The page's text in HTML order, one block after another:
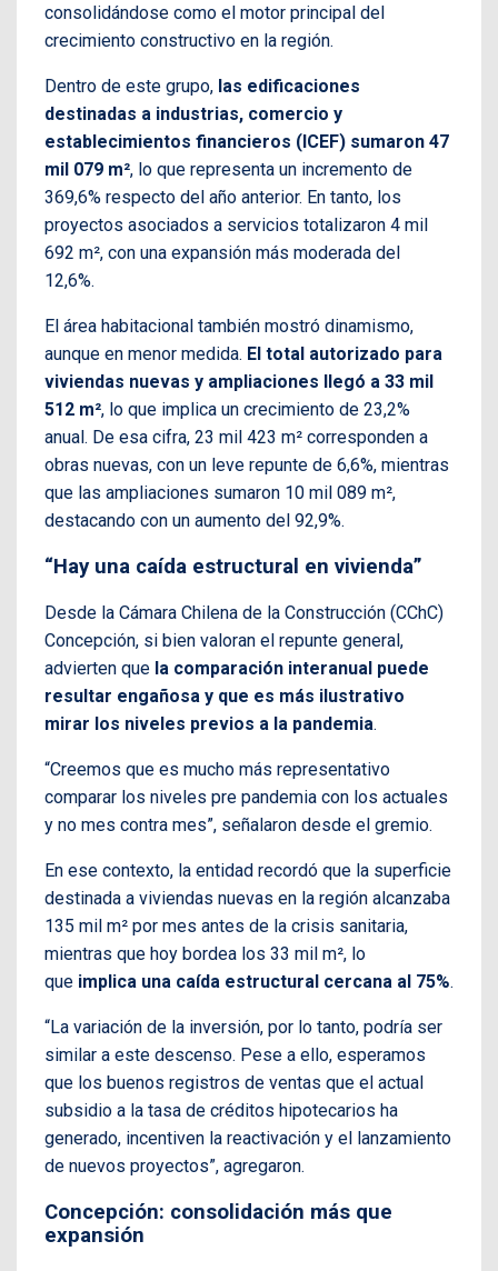
consolidándose como el motor principal del
crecimiento constructivo en la región.
Dentro de este grupo, las edificaciones
destinadas a industrias, comercio y
establecimientos financieros (ICEF) sumaron 47
mil 079 m², lo que representa un incremento de
369,6% respecto del año anterior. En tanto, los
proyectos asociados a servicios totalizaron 4 mil
692 m², con una expansión más moderada del
12,6%.
El área habitacional también mostró dinamismo,
aunque en menor medida. El total autorizado para
viviendas nuevas y ampliaciones llegó a 33 mil
512 m², lo que implica un crecimiento de 23,2%
anual. De esa cifra, 23 mil 423 m² corresponden a
obras nuevas, con un leve repunte de 6,6%, mientras
que las ampliaciones sumaron 10 mil 089 m²,
destacando con un aumento del 92,9%.
“Hay una caída estructural en vivienda”
Desde la Cámara Chilena de la Construcción (CChC)
Concepción, si bien valoran el repunte general,
advierten que la comparación interanual puede
resultar engañosa y que es más ilustrativo
mirar los niveles previos a la pandemia.
“Creemos que es mucho más representativo
comparar los niveles pre pandemia con los actuales
y no mes contra mes”, señalaron desde el gremio.
En ese contexto, la entidad recordó que la superficie
destinada a viviendas nuevas en la región alcanzaba
135 mil m² por mes antes de la crisis sanitaria,
mientras que hoy bordea los 33 mil m², lo
que implica una caída estructural cercana al 75%.
“La variación de la inversión, por lo tanto, podría ser
similar a este descenso. Pese a ello, esperamos
que los buenos registros de ventas que el actual
subsidio a la tasa de créditos hipotecarios ha
generado, incentiven la reactivación y el lanzamiento
de nuevos proyectos”, agregaron.
Concepción: consolidación más que
expansión